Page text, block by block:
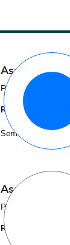
assinatura
Por apenas
R$
Sem fidelidade
assinatura
Por apenas 12x de
R$